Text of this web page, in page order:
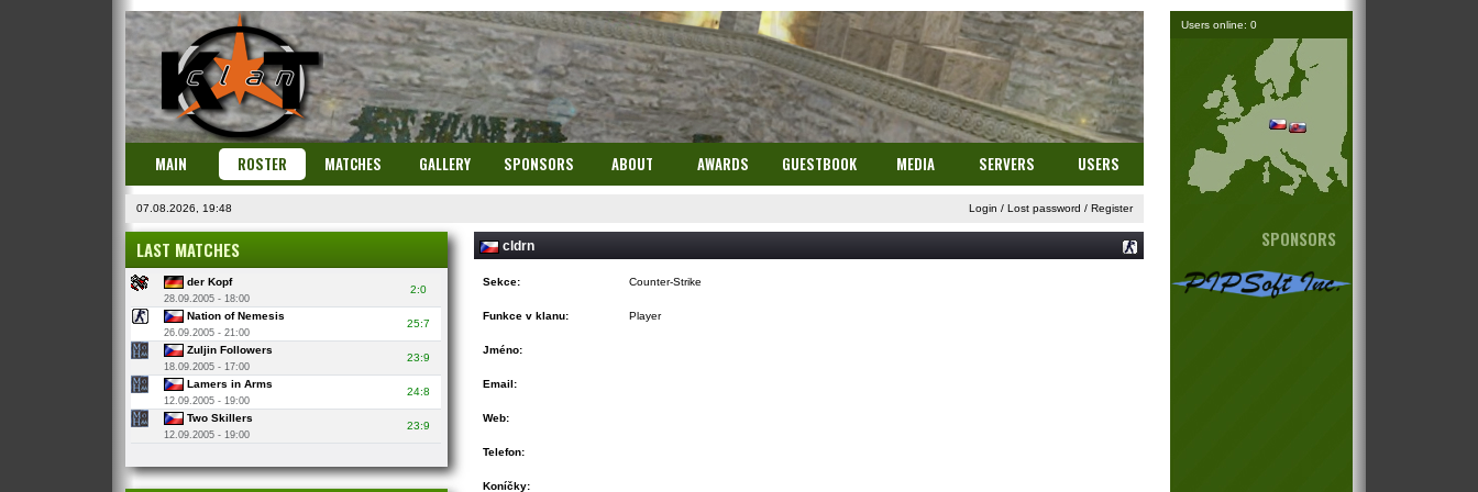
MAIN ROSTER MATCHES GALLERY SPONSORS ABOUT AWARDS GUESTBOOK MEDIA SERVERS USERS
07.08.2026, 19:48 Login / Lost password / Register
LAST MATCHES
der Kopf
28.09.2005 - 18:00
2:0
Nation of Nemesis
26.09.2005 - 21:00
25:7
Zuljin Followers
18.09.2005 - 17:00
23:9
Lamers in Arms
12.09.2005 - 19:00
24:8
Two Skillers
12.09.2005 - 19:00
23:9
cldrn
Sekce: Counter-Strike
Funkce v klanu: Player
Jméno:
Email:
Web:
Telefon:
Koníčky:
Users online: 0
SPONSORS